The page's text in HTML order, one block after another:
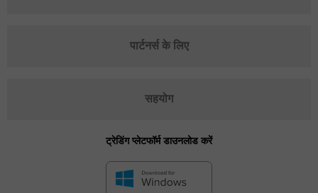
पार्टनर्स के लिए
सहयोग
ट्रेडिंग प्लेटफॉर्म डाउनलोड करें